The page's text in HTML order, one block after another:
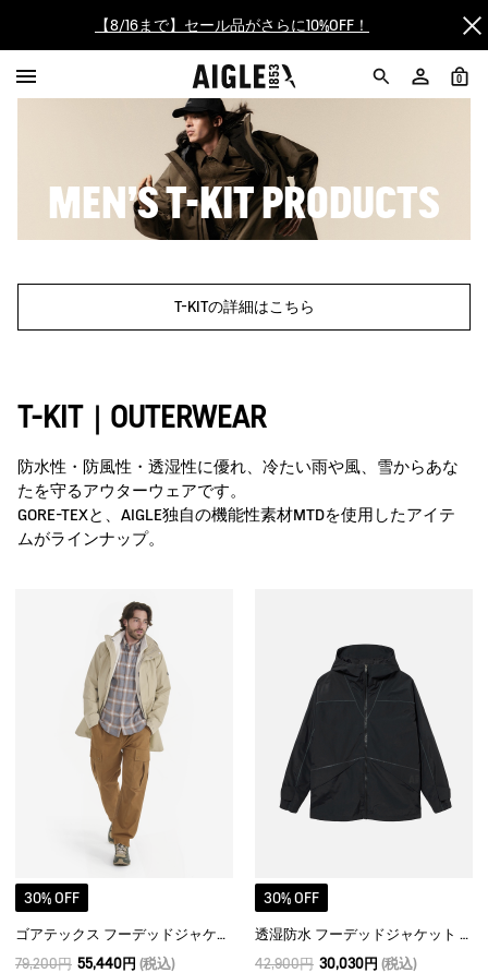
【8/16まで】セール品がさらに10%OFF！
【最大50%OFF】FINAL SALEがスタート！
ログイン/会員登録で送料＆返品無料
AIGLE CLUB ポイントサービス終了のお知らせ
【8/16まで】セール品がさらに10%OFF！
ログイン/会員登録で送料＆返品無料
0
MEN'S T-KIT PRODUCTS
T-KITの詳細はこちら
T-KIT｜OUTERWEAR
防水性・防風性・透湿性に優れ、冷たい雨や風、雪からあな
たを守るアウターウェアです。
GORE-TEXと、AIGLE独自の機能性素材MTDを使用したアイテ
ムがラインナップ。
30% OFF
ゴアテックス フーデッドジャケット T-KIT
79,200円 55,440円 (税込)
30% OFF
透湿防水 フーデッドジャケット T-KIT
42,900円 30,030円 (税込)